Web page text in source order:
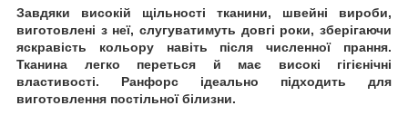
Завдяки високій щільності тканини, швейні вироби,
виготовлені з неї, слугуватимуть довгі роки, зберігаючи
яскравість кольору навіть після численної
прання.
Тканина легко переться й має високі гігієнічні
властивості. Ранфорс ідеально підходить для
виготовлення постільної білизни.